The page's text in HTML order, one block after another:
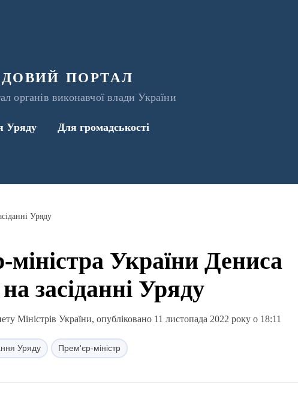
портал
органів виконавчої влади України
Уряду Для громадськості
Уряду
України Дениса
засіданні Уряду
Міністрів України, опубліковано 11 листопада 2022 року о 18:11
Уряду Прем'єр-міністр